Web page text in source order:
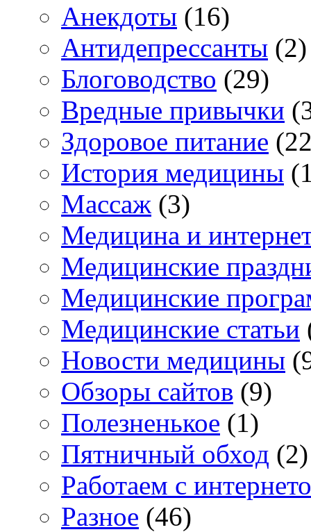
Анекдоты (16)
Антидепрессанты (2)
Блоговодство (29)
Вредные привычки
Здоровое питание
История медицины
Массаж (3)
Медицина и
Медицинские
Медицинские
Медицинские статьи
Новости медицины
Обзоры сайтов (9)
Полезненькое (1)
Пятничный обход (2)
Работаем с
Разное (46)